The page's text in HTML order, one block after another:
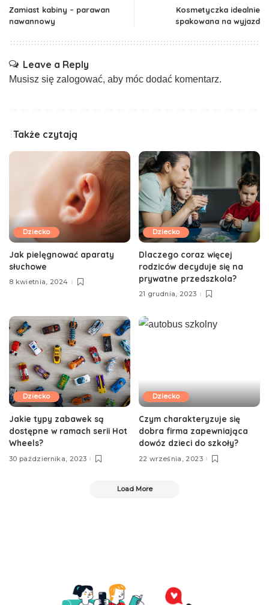
Zamiast kabiny – parawan
nawannowy
Kosmetyczka idealnie
spakowana na wyjazd
Leave a Reply
Musisz się zalogować, aby móc dodać komentarz.
Także czytają
Dziecko
Jak pielęgnować aparaty
słuchowe
8 kwietnia, 2024
Dziecko
Dlaczego coraz więcej
rodziców decyduje się na
prywatne przedszkola?
21 grudnia, 2023
Dziecko
Jakie typy zabawek są
dostępne w ramach serii Hot
Wheels?
30 października, 2023
Dziecko
Czym charakteryzuje się
dobra firma zapewniająca
dowóz dzieci do szkoły?
22 września, 2023
Load More